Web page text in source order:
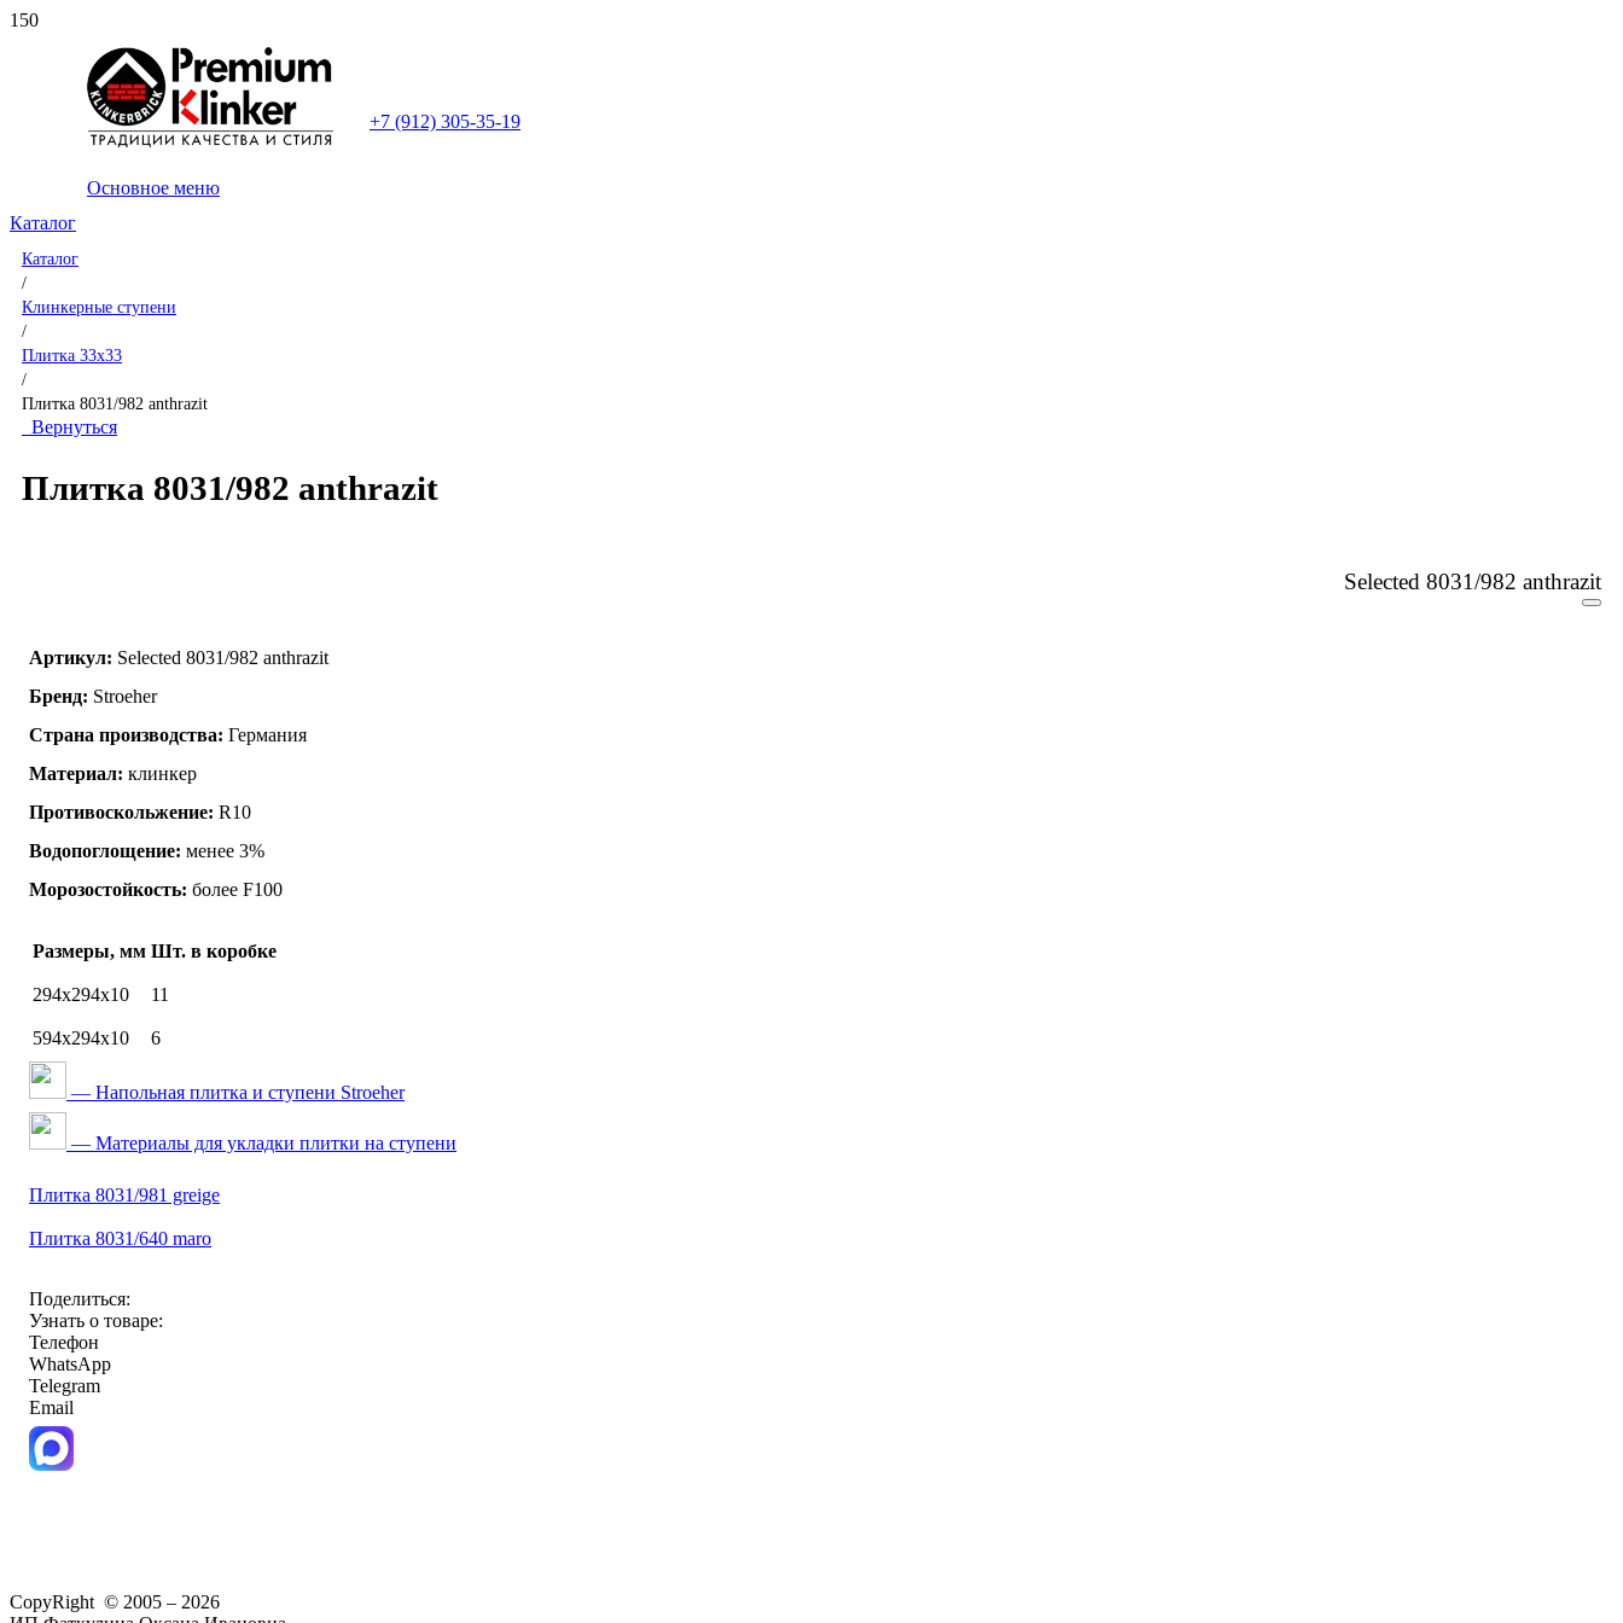
+7 (912) 305-35-19
Основное меню
Каталог
Каталог
/
Клинкерные ступени
/
Плитка 33x33
/
Плитка 8031/982 anthrazit
Вернуться
Плитка 8031/982 anthrazit
Selected 8031/982 anthrazit
Артикул: Selected 8031/982 anthrazit
Бренд: Stroeher
Страна производства: Германия
Материал: клинкер
Противоскольжение: R10
Водопоглощение: менее 3%
Морозостойкость: более F100
Размеры, мм Шт. в коробке
294х294х10 11
594х294х10 6
— Напольная плитка и ступени Stroeher
— Материалы для укладки плитки на ступени
Плитка 8031/981 greige
Плитка 8031/640 maro
Поделиться:
Узнать о товаре:
Телефон
WhatsApp
Telegram
Email
CopyRight © 2005 – 2026